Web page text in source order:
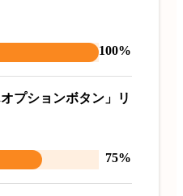
100%
プションボタン」リ
75%